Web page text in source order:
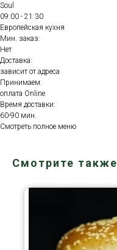
Soul
09:00 - 21:30
Европейская кухня
Мин. заказ:
Нет
Доставка:
зависит от адреса
Принимаем:
оплата Online
Время доставки:
60-90 мин.
Смотреть полное меню
Смотрите также